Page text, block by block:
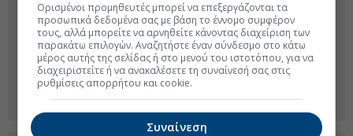
Ορισμένοι προμηθευτές μπορεί να επεξεργάζονται τα
προσωπικά δεδομένα σας με βάση το έννομο συμφέρον
τους, αλλά μπορείτε να αρνηθείτε κάνοντας διαχείριση των
παρακάτω επιλογών. Αναζητήστε έναν σύνδεσμο στο κάτω
μέρος αυτής της σελίδας ή στο μενού του ιστοτόπου, για να
διαχειριστείτε ή να ανακαλέσετε τη συναίνεσή σας στις
ρυθμίσεις απορρήτου και cookie.
Συναίνεση